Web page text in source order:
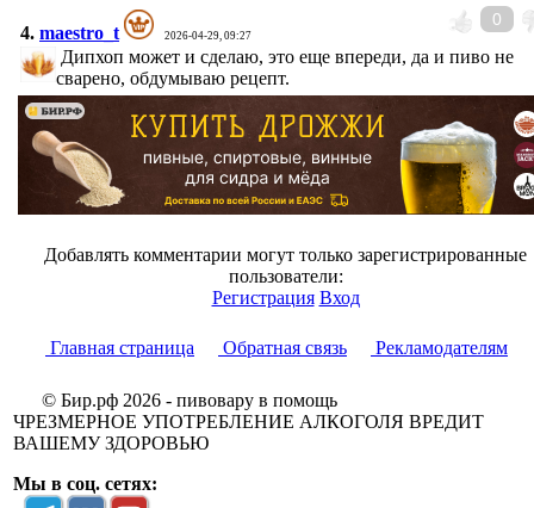
0
4. maestro_t 2026-04-29, 09:27
Дипхоп может и сделаю, это еще впереди, да и пиво не
сварено, обдумываю рецепт.
Добавлять комментарии могут только зарегистрированные
пользователи:
Регистрация Вход
Главная страница Обратная связь Рекламодателям
© Бир.рф 2026 - пивовару в помощь
ЧРЕЗМЕРНОЕ УПОТРЕБЛЕНИЕ АЛКОГОЛЯ ВРЕДИТ
ВАШЕМУ ЗДОРОВЬЮ
Мы в соц. сетях: